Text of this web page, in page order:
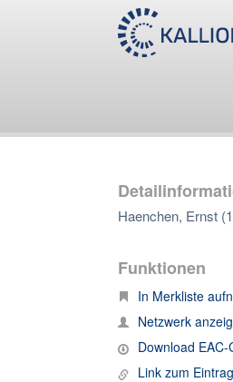
Haenchen, Ernst
Funktionen
In Merkliste
Netzwerk
Download EAC-
Link zum Eintrag